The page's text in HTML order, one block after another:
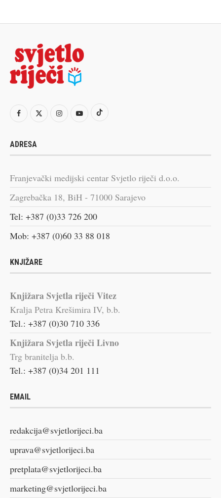
ADRESA
Franjevački medijski centar Svjetlo riječi d.o.o.
Zagrebačka 18, BiH - 71000 Sarajevo
Tel: +387 (0)33 726 200
Mob: +387 (0)60 33 88 018
KNJIŽARE
Knjižara Svjetla riječi Vitez
Kralja Petra Krešimira IV, b.b.
Tel.: +387 (0)30 710 336
Knjižara Svjetla riječi Livno
Trg branitelja b.b.
Tel.: +387 (0)34 201 111
EMAIL
redakcija@svjetlorijeci.ba
uprava@svjetlorijeci.ba
pretplata@svjetlorijeci.ba
marketing@svjetlorijeci.ba